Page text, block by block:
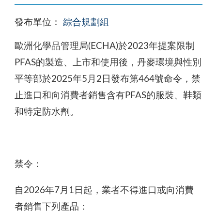
發布單位： 綜合規劃組
歐洲化學品管理局(ECHA)於2023年提案限制
PFAS的製造、上市和使用後，丹麥環境與性別
平等部於2025年5月2日發布第464號命令，禁
止進口和向消費者銷售含有PFAS的服裝、鞋類
和特定防水劑。
禁令：
自2026年7月1日起，業者不得進口或向消費
者銷售下列產品：